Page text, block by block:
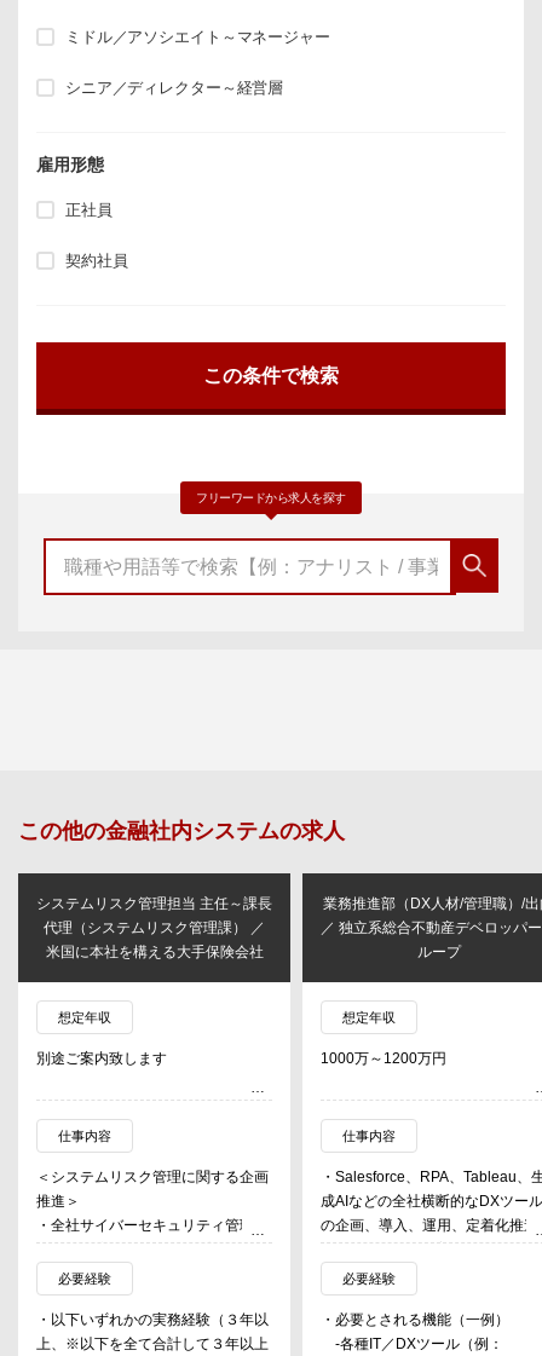
ミドル／アソシエイト～マネージャー
シニア／ディレクター～経営層
雇用形態
正社員
契約社員
フリーワードから求人を探す
この他の金融社内システムの求人
システムリスク管理担当 主任～課長
代理（システムリスク管理課） ／
米国に本社を構える大手保険会社
想定年収
別途ご案内致します
仕事内容
＜システムリスク管理に関する企画
推進＞
・全社サイバーセキュリティ管理態
勢の成熟度向上に向けたプログラム
の企画推進
・システムリスク管理フレームワー
クの企画/実施
・サイバーセキュリティ/システムリ
必要経験
・以下いずれかの実務経験（３年以
上、※以下を全て合計して３年以上
業務推進部（DX人材/管理職）/
／ 独立系総合不動産デベロッパ
ループ
想定年収
1000万～1200万円
仕事内容
・Salesforce、RPA、Tableau、
成AIなどの全社横断的なDXツール
の企画、導入、運用、定着化推進
・各部門の業務改善やデータ活用
向けた伴走支援（要件整理、プロ
ス改善、SaaS導入支援など）
・中長期のDXロードマップ策定
予算案の作成、IT投資効果の評価
必要経験
・必要とされる機能（一例）
-各種IT／DXツール（例：